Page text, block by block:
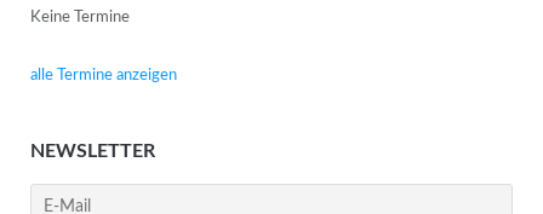
Keine Termine
alle Termine anzeigen
NEWSLETTER